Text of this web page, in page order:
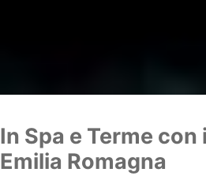
In Spa e Terme con
Emilia Romagna